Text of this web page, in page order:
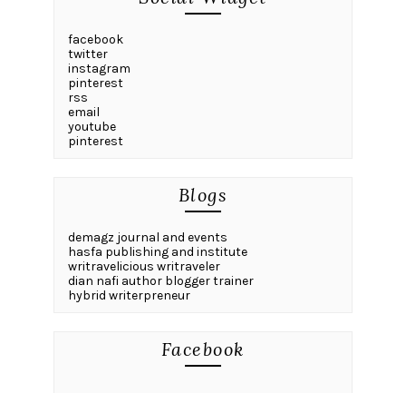
facebook
twitter
instagram
pinterest
rss
email
youtube
pinterest
Blogs
demagz journal and events
hasfa publishing and institute
writravelicious writraveler
dian nafi author blogger trainer
hybrid writerpreneur
Facebook